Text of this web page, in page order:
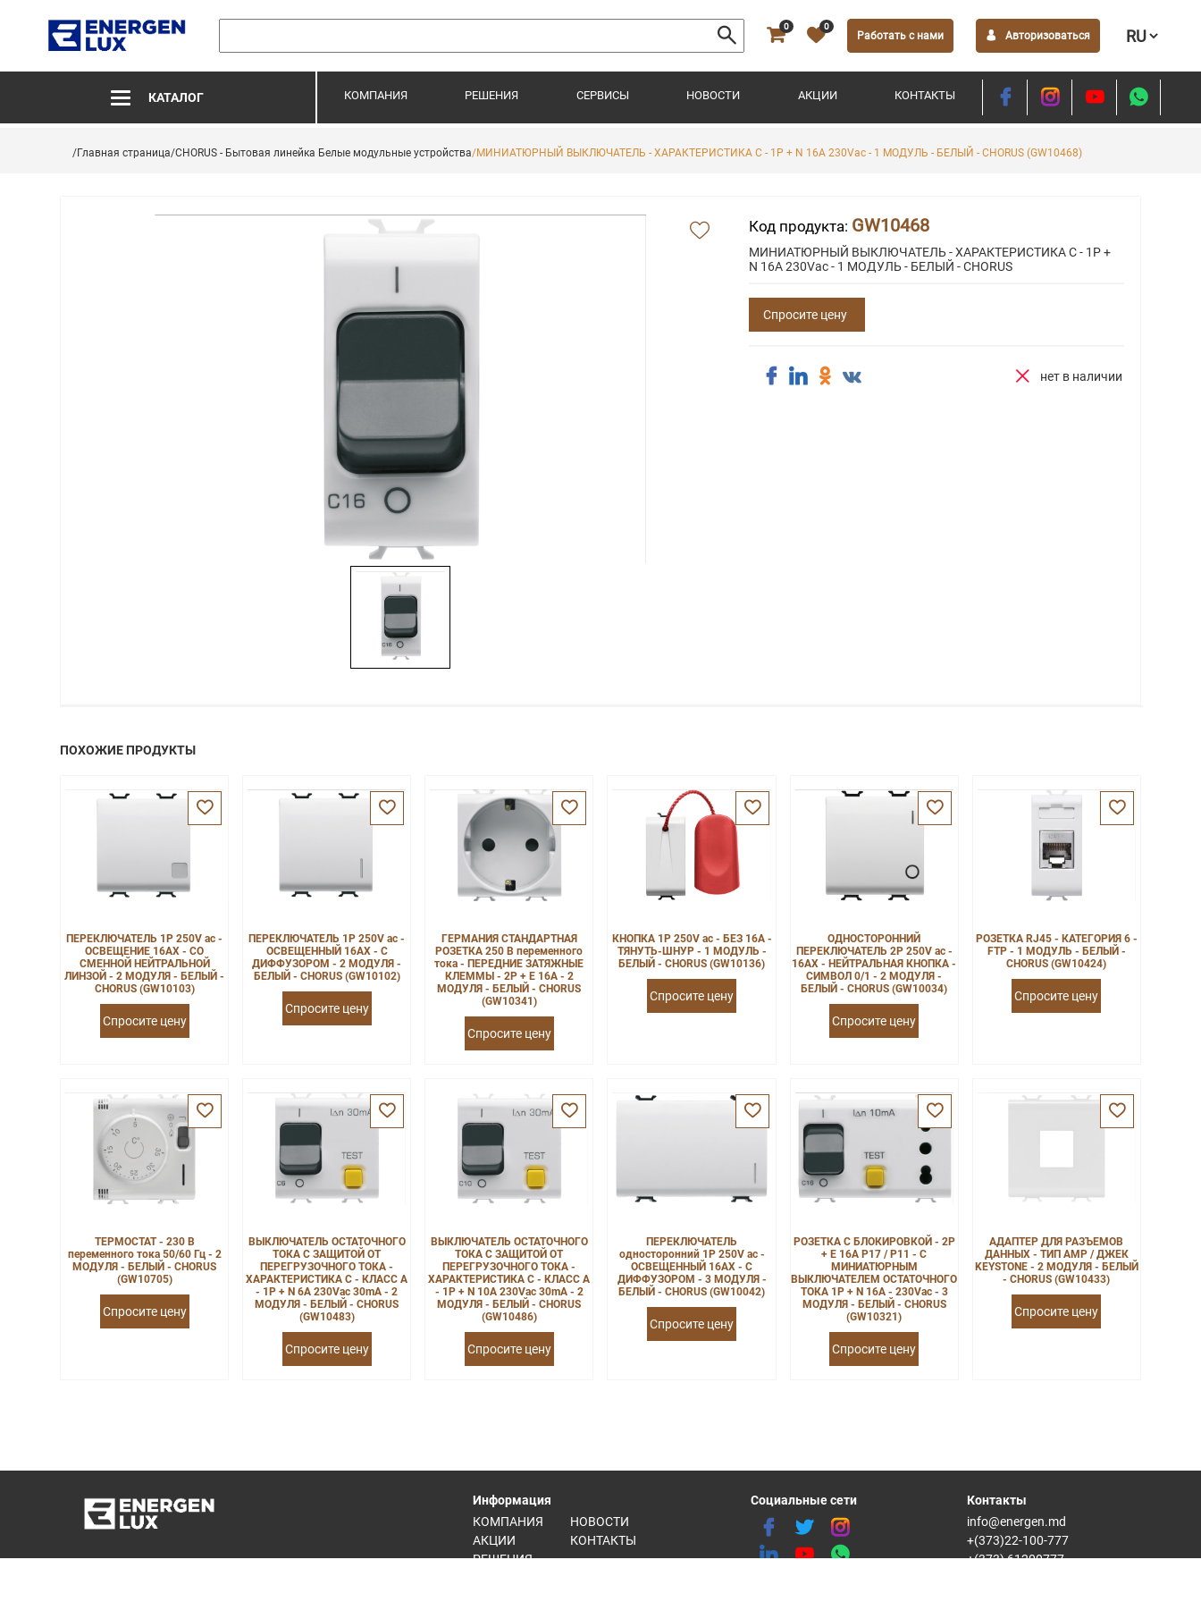
0 0
Работать с нами Авторизоваться
КАТАЛОГ КОМПАНИЯ РЕШЕНИЯ СЕРВИСЫ НОВОСТИ АКЦИИ КОНТАКТЫ
/Главная страница/CHORUS - Бытовая линейка Белые модульные устройства/МИНИАТЮРНЫЙ ВЫКЛЮЧАТЕЛЬ - ХАРАКТЕРИСТИКА C - 1P + N 16A 230Vac - 1 МОДУЛЬ - БЕЛЫЙ - CHORUS (GW10468)
Код продукта: GW10468
МИНИАТЮРНЫЙ ВЫКЛЮЧАТЕЛЬ - ХАРАКТЕРИСТИКА C - 1P +
N 16A 230Vac - 1 МОДУЛЬ - БЕЛЫЙ - CHORUS
Спросите цену
нет в наличии
ПОХОЖИЕ ПРОДУКТЫ
ПЕРЕКЛЮЧАТЕЛЬ 1P 250V ac -
ОСВЕЩЕНИЕ 16AX - СО
СМЕННОЙ НЕЙТРАЛЬНОЙ
ЛИНЗОЙ - 2 МОДУЛЯ - БЕЛЫЙ -
CHORUS (GW10103)
Спросите цену
ПЕРЕКЛЮЧАТЕЛЬ 1P 250V ac -
ОСВЕЩЕННЫЙ 16AX - С
ДИФФУЗОРОМ - 2 МОДУЛЯ -
БЕЛЫЙ - CHORUS (GW10102)
Спросите цену
ГЕРМАНИЯ СТАНДАРТНАЯ
РОЗЕТКА 250 В переменного
тока - ПЕРЕДНИЕ ЗАТЯЖНЫЕ
КЛЕММЫ - 2P + E 16A - 2
МОДУЛЯ - БЕЛЫЙ - CHORUS
(GW10341)
Спросите цену
КНОПКА 1P 250V ac - БЕЗ 16A -
ТЯНУТЬ-ШНУР - 1 МОДУЛЬ -
БЕЛЫЙ - CHORUS (GW10136)
Спросите цену
ОДНОСТОРОННИЙ
ПЕРЕКЛЮЧАТЕЛЬ 2P 250V ac -
16AX - НЕЙТРАЛЬНАЯ КНОПКА -
СИМВОЛ 0/1 - 2 МОДУЛЯ -
БЕЛЫЙ - CHORUS (GW10034)
Спросите цену
РОЗЕТКА RJ45 - КАТЕГОРИЯ 6 -
FTP - 1 МОДУЛЬ - БЕЛЫЙ -
CHORUS (GW10424)
Спросите цену
ТЕРМОСТАТ - 230 В
переменного тока 50/60 Гц - 2
МОДУЛЯ - БЕЛЫЙ - CHORUS
(GW10705)
Спросите цену
ВЫКЛЮЧАТЕЛЬ ОСТАТОЧНОГО
ТОКА С ЗАЩИТОЙ ОТ
ПЕРЕГРУЗОЧНОГО ТОКА -
ХАРАКТЕРИСТИКА C - КЛАСС A
- 1P + N 6A 230Vac 30mA - 2
МОДУЛЯ - БЕЛЫЙ - CHORUS
(GW10483)
Спросите цену
ВЫКЛЮЧАТЕЛЬ ОСТАТОЧНОГО
ТОКА С ЗАЩИТОЙ ОТ
ПЕРЕГРУЗОЧНОГО ТОКА -
ХАРАКТЕРИСТИКА C - КЛАСС A
- 1P + N 10A 230Vac 30mA - 2
МОДУЛЯ - БЕЛЫЙ - CHORUS
(GW10486)
Спросите цену
ПЕРЕКЛЮЧАТЕЛЬ
односторонний 1P 250V ac -
ОСВЕЩЕННЫЙ 16AX - С
ДИФФУЗОРОМ - 3 МОДУЛЯ -
БЕЛЫЙ - CHORUS (GW10042)
Спросите цену
РОЗЕТКА С БЛОКИРОВКОЙ - 2P
+ E 16A P17 / P11 - С
МИНИАТЮРНЫМ
ВЫКЛЮЧАТЕЛЕМ ОСТАТОЧНОГО
ТОКА 1P + N 16A - 230Vac - 3
МОДУЛЯ - БЕЛЫЙ - CHORUS
(GW10321)
Спросите цену
АДАПТЕР ДЛЯ РАЗЪЕМОВ
ДАННЫХ - ТИП AMP / ДЖЕК
KEYSTONE - 2 МОДУЛЯ - БЕЛЫЙ
- CHORUS (GW10433)
Спросите цену
Информация
КОМПАНИЯ
АКЦИИ
РЕШЕНИЯ
НОВОСТИ
КОНТАКТЫ
Социальные сети
Контакты
info@energen.md
+(373)22-100-777
+(373) 61200777